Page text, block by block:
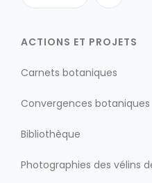
ACTIONS ET PROJETS
Carnets botaniques
Convergences botaniques
Bibliothèque
Photographies des vélins